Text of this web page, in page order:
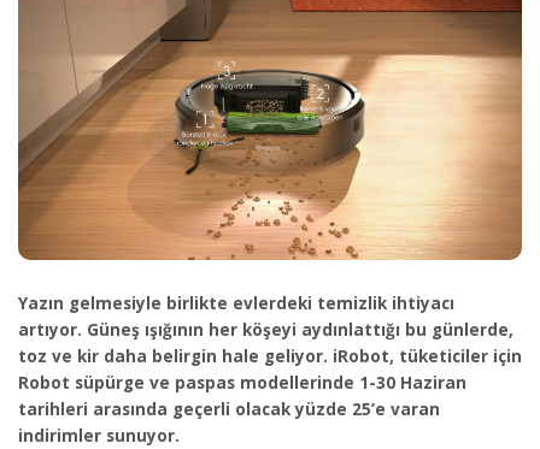
Yazın gelmesiyle birlikte evlerdeki temizlik ihtiyacı
artıyor. Güneş ışığının her köşeyi aydınlattığı bu günlerde,
toz ve kir daha belirgin hale geliyor. iRobot, tüketiciler için
Robot süpürge ve paspas modellerinde 1-30 Haziran
tarihleri arasında geçerli olacak yüzde 25’e varan
indirimler sunuyor.